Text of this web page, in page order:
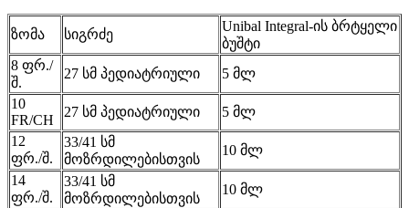
ზომა სიგრძე
Unibal Integral-ის ბრტყელი
ბუშტი
8 ფრ./
შ.
27 სმ პედიატრიული
5 მლ
10
FR/CH
27 სმ პედიატრიული
5 მლ
12
ფრ./შ.
33/41 სმ
მოზრდილებისთვის
10 მლ
14
ფრ./შ.
33/41 სმ
მოზრდილებისთვის
10 მლ